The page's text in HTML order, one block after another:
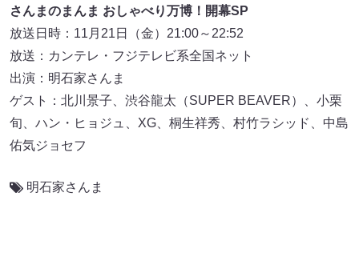
さんまのまんま おしゃべり万博！開幕SP
放送日時：11月21日（金）21:00～22:52
放送：カンテレ・フジテレビ系全国ネット
出演：明石家さんま
ゲスト：北川景子、渋谷龍太（SUPER BEAVER）、小栗
旬、ハン・ヒョジュ、XG、桐生祥秀、村竹ラシッド、中島
佑気ジョセフ
明石家さんま